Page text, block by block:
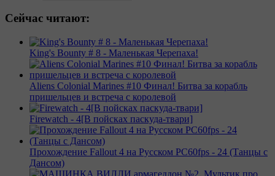
Сейчас читают:
King's Bounty # 8 - Маленькая Черепаха!
Aliens Colonial Marines #10 Финал! Битва за корабль
пришельцев и встреча с королевой
Firewatch - 4[В пойсках паскуда-твари]
Прохождение Fallout 4 на Русском PС60fps - 24 (Танцы с
Дансом)